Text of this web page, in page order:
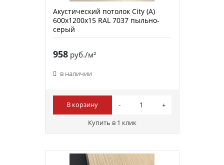
Акустический потолок City (A)
600х1200х15 RAL 7037 пыльно-
серый
958руб./м²
в наличии
В корзину
Купить в 1 клик